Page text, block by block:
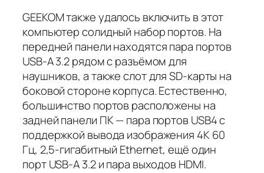
GEEKOM также удалось включить в этот
компьютер солидный набор портов. На
передней панели находятся пара портов
USB-A 3.2 рядом с разъёмом для
наушников, а также слот для SD-карты на
боковой стороне корпуса. Естественно,
большинство портов расположены на
задней панели ПК — пара портов USB4 с
поддержкой вывода изображения 4K 60
Гц, 2,5-гигабитный Ethernet, ещё один
порт USB-A 3.2 и пара выходов HDMI.